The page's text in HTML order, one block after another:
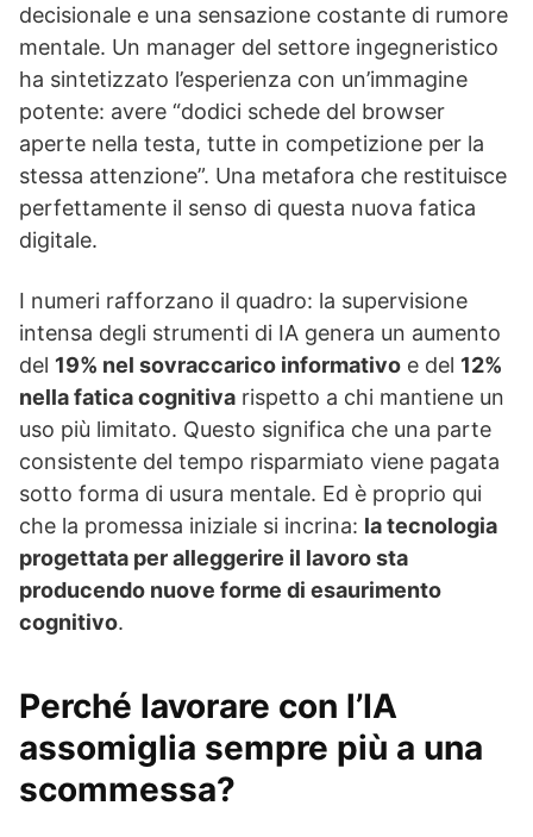
decisionale e una sensazione costante di rumore
mentale. Un manager del settore ingegneristico
ha sintetizzato l’esperienza con un’immagine
potente: avere “dodici schede del browser
aperte nella testa, tutte in competizione per la
stessa attenzione”. Una metafora che restituisce
perfettamente il senso di questa nuova fatica
digitale.
I numeri rafforzano il quadro: la supervisione
intensa degli strumenti di IA genera un aumento
del 19% nel sovraccarico informativo e del 12%
nella fatica cognitiva rispetto a chi mantiene un
uso più limitato. Questo significa che una parte
consistente del tempo risparmiato viene pagata
sotto forma di usura mentale. Ed è proprio qui
che la promessa iniziale si incrina: la tecnologia
progettata per alleggerire il lavoro sta
producendo nuove forme di esaurimento
cognitivo.
Perché lavorare con l’IA
assomiglia sempre più a una
scommessa?